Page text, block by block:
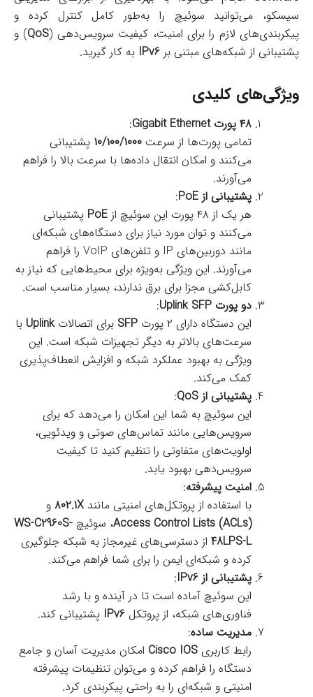
سیسکو، می‌توانید سوئیچ را به‌طور کامل کنترل کرده و
پیکربندی‌های لازم را برای امنیت، کیفیت سرویس‌دهی (QoS) و
پشتیبانی از شبکه‌های مبتنی بر IPv6 به کار گیرید.
ویژگی‌های کلیدی
۴۸ پورت Gigabit Ethernet
:
تمامی پورت‌ها از سرعت ۱۰/۱۰۰/۱۰۰۰ پشتیبانی
می‌کنند و امکان انتقال داده‌ها با سرعت بالا را فراهم
می‌آورند.
پشتیبانی از PoE
:
هر یک از ۴۸ پورت این سوئیچ از
PoE پشتیبانی
می‌کنند و توان مورد نیاز برای دستگاه‌های شبکه‌ای
مانند دوربین‌های IP و تلفن‌های VoIP را فراهم
می‌آورند. این ویژگی به‌ویژه برای محیط‌هایی که نیاز به
کابل‌کشی مجزا برای برق ندارند، بسیار مناسب است.
دو پورت Uplink SFP
:
این دستگاه دارای ۲ پورت
SFP برای اتصالاتUplink با
سرعت‌های بالاتر به دیگر تجهیزات شبکه است. این
ویژگی به بهبود عملکرد شبکه و افزایش انعطاف‌پذیری
کمک می‌کند.
پشتیبانی از QoS
:
این سوئیچ به شما این امکان را می‌دهد که برای
سرویس‌هایی مانند تماس‌های صوتی و ویدئویی،
اولویت‌های متفاوتی را تنظیم کنید تا کیفیت
سرویس‌دهی بهبود یابد.
امنیت پیشرفته:
با استفاده از پروتکل‌های امنیتی مانند ۸۰۲.1X و
Access Control Lists (ACLs)، سوئیچ WS-C2960S-
48LPS-L از دسترسی‌های غیرمجاز به شبکه جلوگیری
کرده و شبکه‌ای ایمن را برای شما فراهم می‌کند.
پشتیبانی از IPv6
:
این سوئیچ آماده است تا در آینده و با رشد
فناوری‌های شبکه، از پروتکل IPv6 پشتیبانی کند.
مدیریت ساده:
رابط کاربری Cisco IOS امکان مدیریت آسان و جامع
دستگاه را فراهم کرده و می‌توان تنظیمات پیشرفته
امنیتی و شبکه‌ای را به راحتی پیکربندی کرد.